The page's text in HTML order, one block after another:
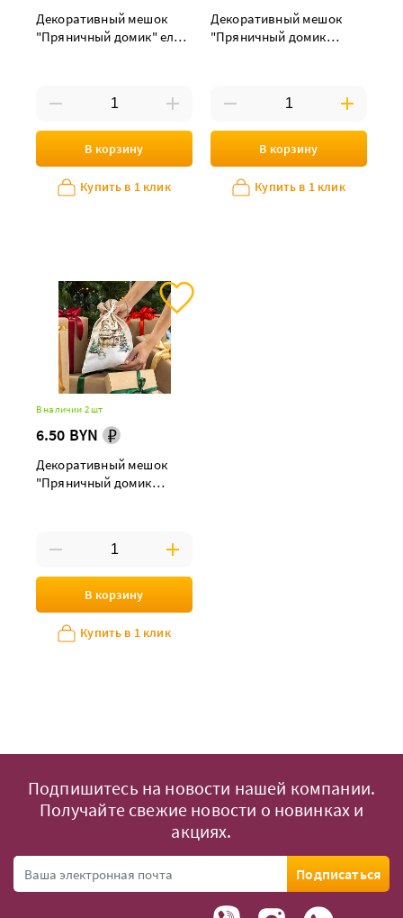
Декоративный мешок
"Пряничный домик" елка
В корзину
Купить в 1 клик
Декоративный мешок
"Пряничный домик
В корзину
Купить в 1 клик
В наличии 2 шт
6.50 BYN
Декоративный мешок
"Пряничный домик
В корзину
Купить в 1 клик
Подпишитесь на новости нашей компании.
Получайте свежие новости о новинках и
акциях.
Подписаться